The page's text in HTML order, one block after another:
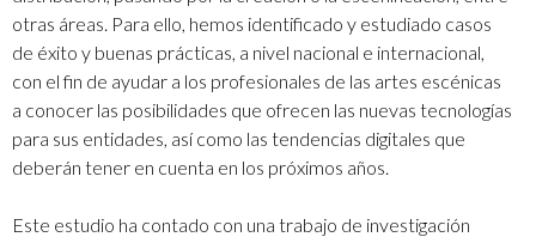
otras áreas. Para ello, hemos identificado y estudiado casos
de éxito y buenas prácticas, a nivel nacional e internacional,
con el fin de ayudar a los profesionales de las artes escénicas
a conocer las posibilidades que ofrecen las nuevas tecnologías
para sus entidades, así como las tendencias digitales que
deberán tener en cuenta en los próximos años.
Este estudio ha contado con una trabajo de investigación